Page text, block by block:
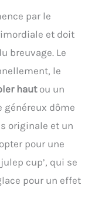
harmonisés
cocktail au
verre de
la glace,
plus encore
de la
récipient
le récipient
une
pilée
l'intérieur.
gardez
quantité de
et
facilement le
pour un
et
Lames en
18/8 : les
qualité de
à glace
jamais
terme 3
de coupe
peuvent
les
plus
qu'une lame
par le
et doit
breuvage. Le
le
hautou un
généreux dôme
originale et un
pour une
cup’, qui se
pour un effet